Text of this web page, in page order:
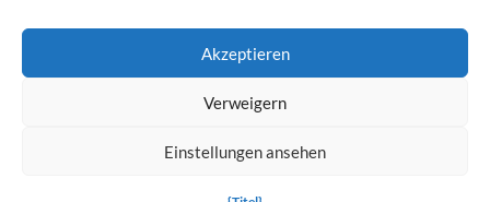
Akzeptieren
Verweigern
Einstellungen ansehen
© 1998–2026 MegaGames.com All rights reserved